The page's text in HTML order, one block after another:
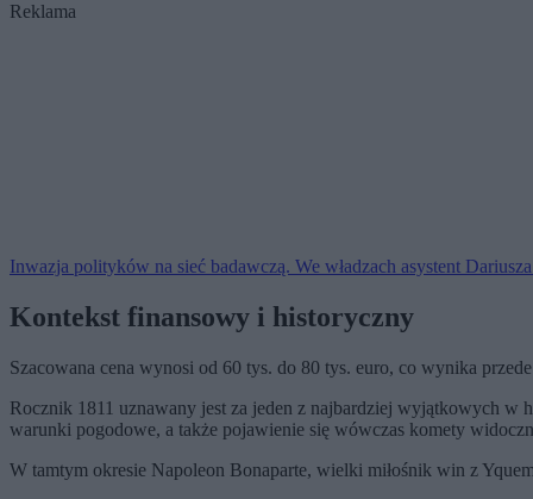
Reklama
Inwazja polityków na sieć badawczą. We władzach asystent
Kontekst finansowy i historyczny
Szacowana cena wynosi od 60 tys. do 80 tys. euro, co wynika
Rocznik 1811 uznawany jest za jeden z najbardziej wyjątkowych w
warunki pogodowe, a także pojawienie się wówczas komety
W tamtym okresie Napoleon Bonaparte, wielki miłośnik win z